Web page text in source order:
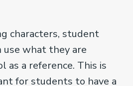
characters, student
what they are
as a reference. This is
for students to have a